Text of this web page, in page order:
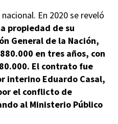
En 2020 se reveló
propiedad de su
General de la Nación,
en tres años, con
El contrato fue
interino Eduardo Casal,
el conflicto de
al Ministerio Público